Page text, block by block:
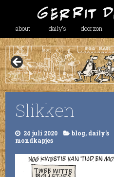
about daily’s doorzon
Slikken
24 juli 2020 blog, daily's
mondkapjes